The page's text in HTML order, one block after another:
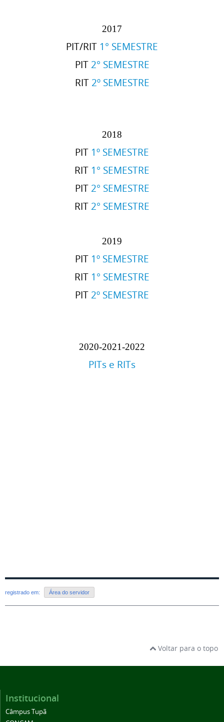
2017
PIT/RIT 1° SEMESTRE
PIT 2° SEMESTRE
RIT 2º SEMESTRE
2018
PIT 1º SEMESTRE
RIT 1° SEMESTRE
PIT 2° SEMESTRE
RIT 2° SEMESTRE
2019
PIT 1º SEMESTRE
RIT 1° SEMESTRE
PIT 2º SEMESTRE
2020-2021-2022
PITs e RITs
registrado em: Área do servidor
Voltar para o topo
Institucional
Câmpus Tupã